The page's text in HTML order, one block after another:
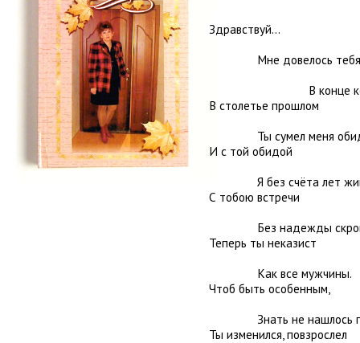
Здравствуй…
Мне довелось
В конце
В столетье прошлом
Ты сумел меня
И с той обидой
Я без счёта лет
С тобою встречи
Без надежды
Теперь ты неказист
Как все мужчины.
Чтоб быть особенным,
Знать не нашлось
Ты изменился, повзрослел